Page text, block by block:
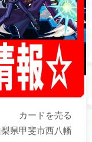
カードを売る
県甲斐市西八幡